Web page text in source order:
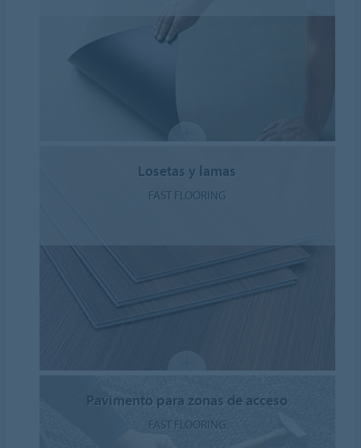
Losetas y lamas
FAST FLOORING
Pavimento para zonas de acceso
FAST FLOORING